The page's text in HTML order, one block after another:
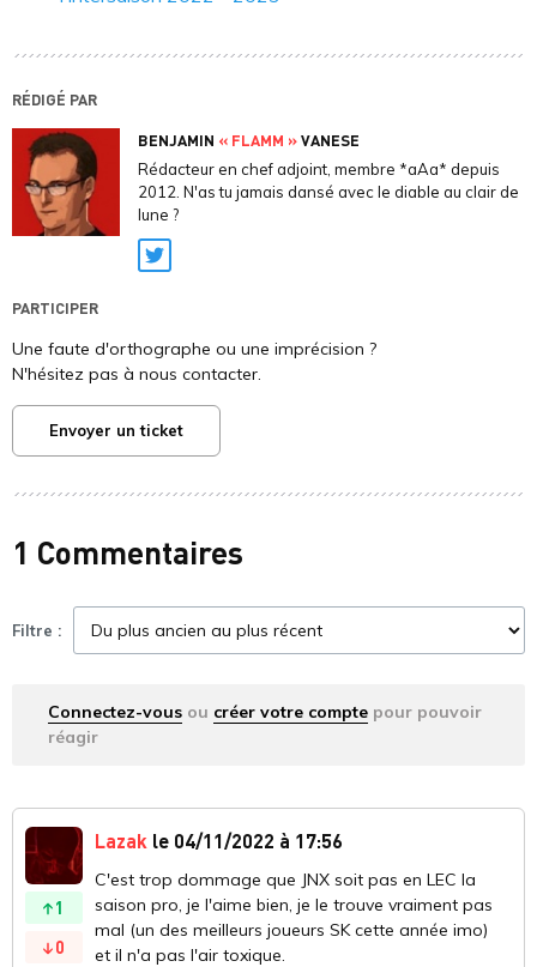
RÉDIGÉ PAR
BENJAMIN « FLAMM »VANESE
Rédacteur en chef adjoint, membre *aAa* depuis
2012. N'as tu jamais dansé avec le diable au clair de
lune ?
Twitter
PARTICIPER
Une faute d'orthographe ou une imprécision ?
N'hésitez pas à nous contacter.
Envoyer un ticket
1 Commentaires
Filtre :
Connectez-vous ou créer votre compte pour pouvoir
réagir
1
0
Lazak le 04/11/2022 à 17:56
C'est trop dommage que JNX soit pas en LEC la
saison pro, je l'aime bien, je le trouve vraiment pas
mal (un des meilleurs joueurs SK cette année imo)
et il n'a pas l'air toxique.